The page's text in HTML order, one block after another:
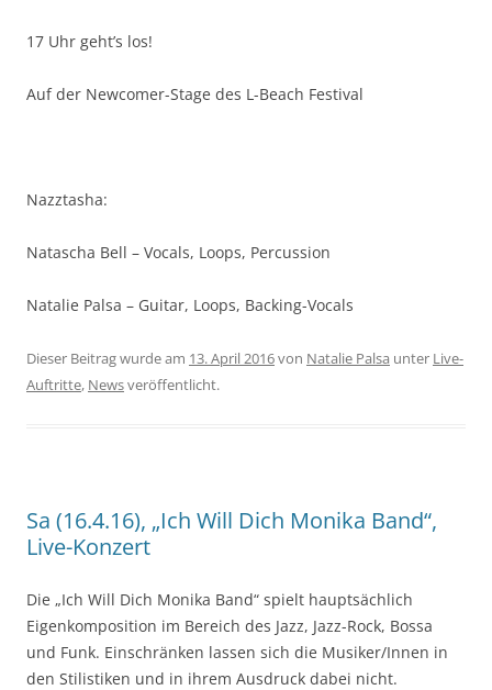
17 Uhr geht’s los!
Auf der Newcomer-Stage des L-Beach Festival
Nazztasha:
Natascha Bell – Vocals, Loops, Percussion
Natalie Palsa – Guitar, Loops, Backing-Vocals
Dieser Beitrag wurde am 13. April 2016von Natalie Palsa unter Live-
Auftritte, Newsveröffentlicht.
Sa (16.4.16), „Ich Will Dich Monika Band“,
Live-Konzert
Die „Ich Will Dich Monika Band“ spielt hauptsächlich
Eigenkomposition im Bereich des Jazz, Jazz-Rock, Bossa
und Funk. Einschränken lassen sich die Musiker/Innen in
den Stilistiken und in ihrem Ausdruck dabei nicht.